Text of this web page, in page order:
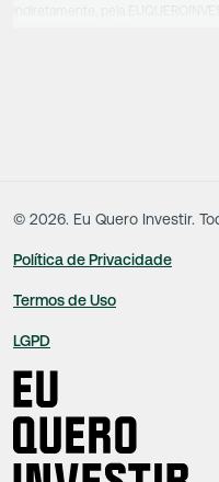
responsáveis tecnicamente são
© 2026. Eu Quero Investir.
Política de Privacidade
Termos de Uso
LGPD